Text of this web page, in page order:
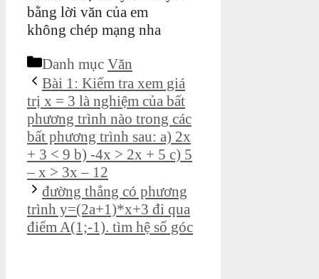
bằng lời văn của em
không chép mạng nha
Danh mục Văn
Bài 1: Kiểm tra xem giá
trị x = 3 là nghiệm của bất
phương trình nào trong các
bất phương trình sau: a) 2x
+ 3 < 9 b) -4x > 2x + 5 c) 5
– x > 3x – 12
đường thẳng có phương
trình y=(2a+1)*x+3 đi qua
điểm A(1;-1). tìm hệ số góc